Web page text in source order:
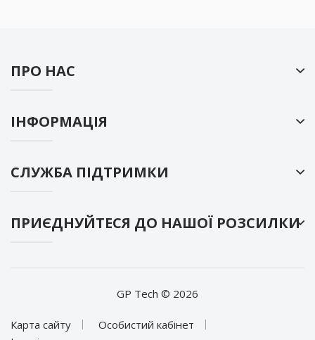
ПРО НАС
ІНФОРМАЦІЯ
СЛУЖБА ПІДТРИМКИ
ПРИЄДНУЙТЕСЯ ДО НАШОЇ РОЗСИЛКИ
GP Tech © 2026
Карта сайту
Особистий кабінет